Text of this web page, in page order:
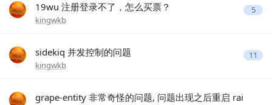
19wu 注册登录不了，怎么买票？
kingwkb
5
sidekiq 并发控制的问题
kingwkb
11
grape-entity 非常奇怪的问题, 问题出现之后重启 rai